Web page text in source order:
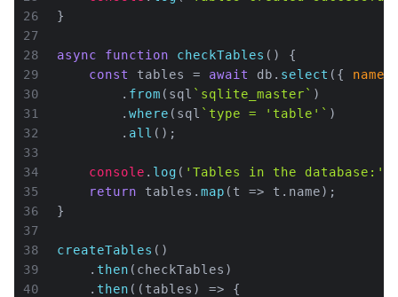
26
27
28
29
30
31
32
33
34
35
36
37
38
39
40
}
async function checkTables ( ) {
const
tables = await db. select ({ name
        .
from (sql `sqlite_master` )
        .
where (sql `type = 'table'` )
        .
all ();
console . log ( 'Tables in the database:'
return tables. map ( t => t. name);
}
createTables ()
    .
then (checkTables)
    .
then ( ( tables ) => {